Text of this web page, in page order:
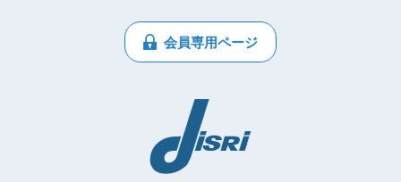
会員専用ページ